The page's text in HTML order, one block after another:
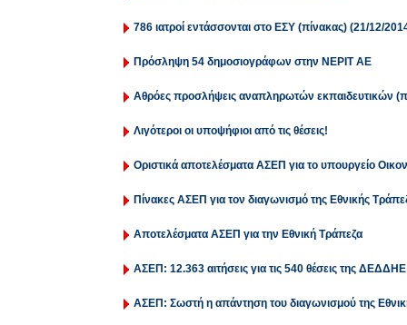
786 ιατροί εντάσσονται στο ΕΣΥ (πίνακας) (21/12/
Πρόσληψη 54 δημοσιογράφων στην ΝΕΡΙΤ ΑΕ
Αθρόες προσλήψεις αναπληρωτών εκπαιδευτικών
Λιγότεροι οι υποψήφιοι από τις θέσεις!
Οριστικά αποτελέσματα ΑΣΕΠ για το υπουργείο
Πίνακες ΑΣΕΠ για τον διαγωνισμό της Εθνικής
Αποτελέσματα ΑΣΕΠ για την Εθνική Τράπεζα
ΑΣΕΠ: 12.363 αιτήσεις για τις 540 θέσεις της ΔΕΔΔΗΕ
ΑΣΕΠ: Σωστή η απάντηση του διαγωνισμού της